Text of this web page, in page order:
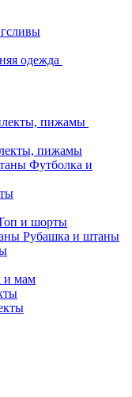
одежда
пижамы
пижамы
Футболка и
и шорты
Рубашка и штаны
и мам